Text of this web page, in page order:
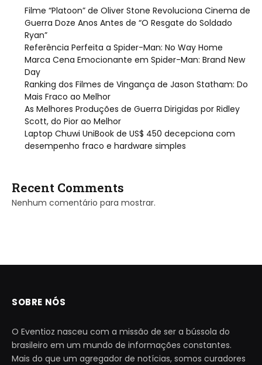
Filme “Platoon” de Oliver Stone Revoluciona Cinema de
Guerra Doze Anos Antes de “O Resgate do Soldado
Ryan”
Referência Perfeita a Spider-Man: No Way Home
Marca Cena Emocionante em Spider-Man: Brand New
Day
Ranking dos Filmes de Vingança de Jason Statham: Do
Mais Fraco ao Melhor
As Melhores Produções de Guerra Dirigidas por Ridley
Scott, do Pior ao Melhor
Laptop Chuwi UniBook de US$ 450 decepciona com
desempenho fraco e hardware simples
Recent Comments
Nenhum comentário para mostrar.
SOBRE NÓS
O Eventioz nasceu com a missão de ser a bússola do
brasileiro em um mundo de informações constantes.
Mais do que um agregador de notícias, somos curadores